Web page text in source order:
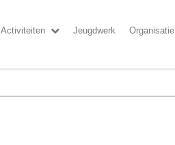
Activiteiten Jeugdwerk Organisatie